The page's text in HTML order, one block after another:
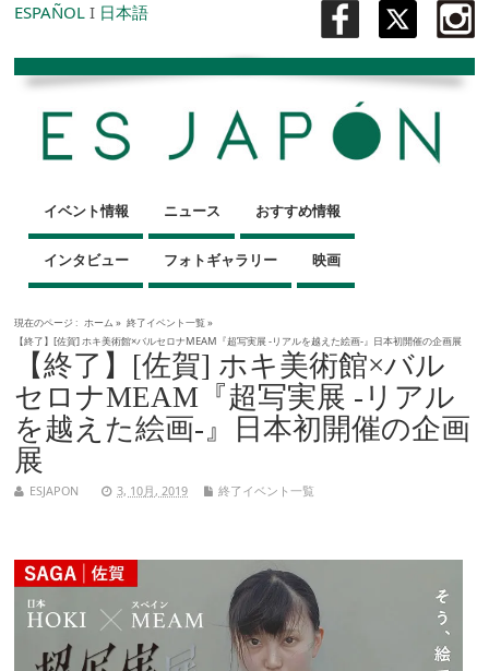
ESPAÑOL I 日本語
イベント情報 ニュース おすすめ情報
インタビュー フォトギャラリー 映画
現在のページ : ホーム » 終了イベント一覧»
【終了】[佐賀] ホキ美術館×バルセロナMEAM『超写実展 -リアルを越えた絵画-』日本初開催の企画展
【終了】[佐賀] ホキ美術館×バル
セロナMEAM『超写実展 -リアル
を越えた絵画-』日本初開催の企画
展
ESJAPON 3, 10月, 2019 終了イベント一覧